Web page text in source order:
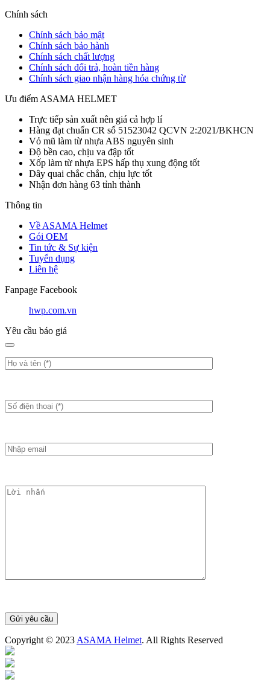
Chính sách
Chính sách bảo mật
Chính sách bảo hành
Chính sách chất lượng
Chính sách đổi trả, hoàn tiền hàng
Chính sách giao nhận hàng hóa chứng từ
Ưu điểm ASAMA HELMET
Trực tiếp sản xuất nên giá cả hợp lí
Hàng đạt chuẩn CR số 51523042 QCVN 2:2021/BKHCN
Vỏ mũ làm từ nhựa ABS nguyên sinh
Độ bền cao, chịu va đập tốt
Xốp làm từ nhựa EPS hấp thụ xung động tốt
Dây quai chắc chắn, chịu lực tốt
Nhận đơn hàng 63 tỉnh thành
Thông tin
Về ASAMA Helmet
Gói OEM
Tin tức & Sự kiện
Tuyển dụng
Liên hệ
Fanpage Facebook
hwp.com.vn
Yêu cầu báo giá
Copyright © 2023 ASAMA Helmet. All Rights Reserved